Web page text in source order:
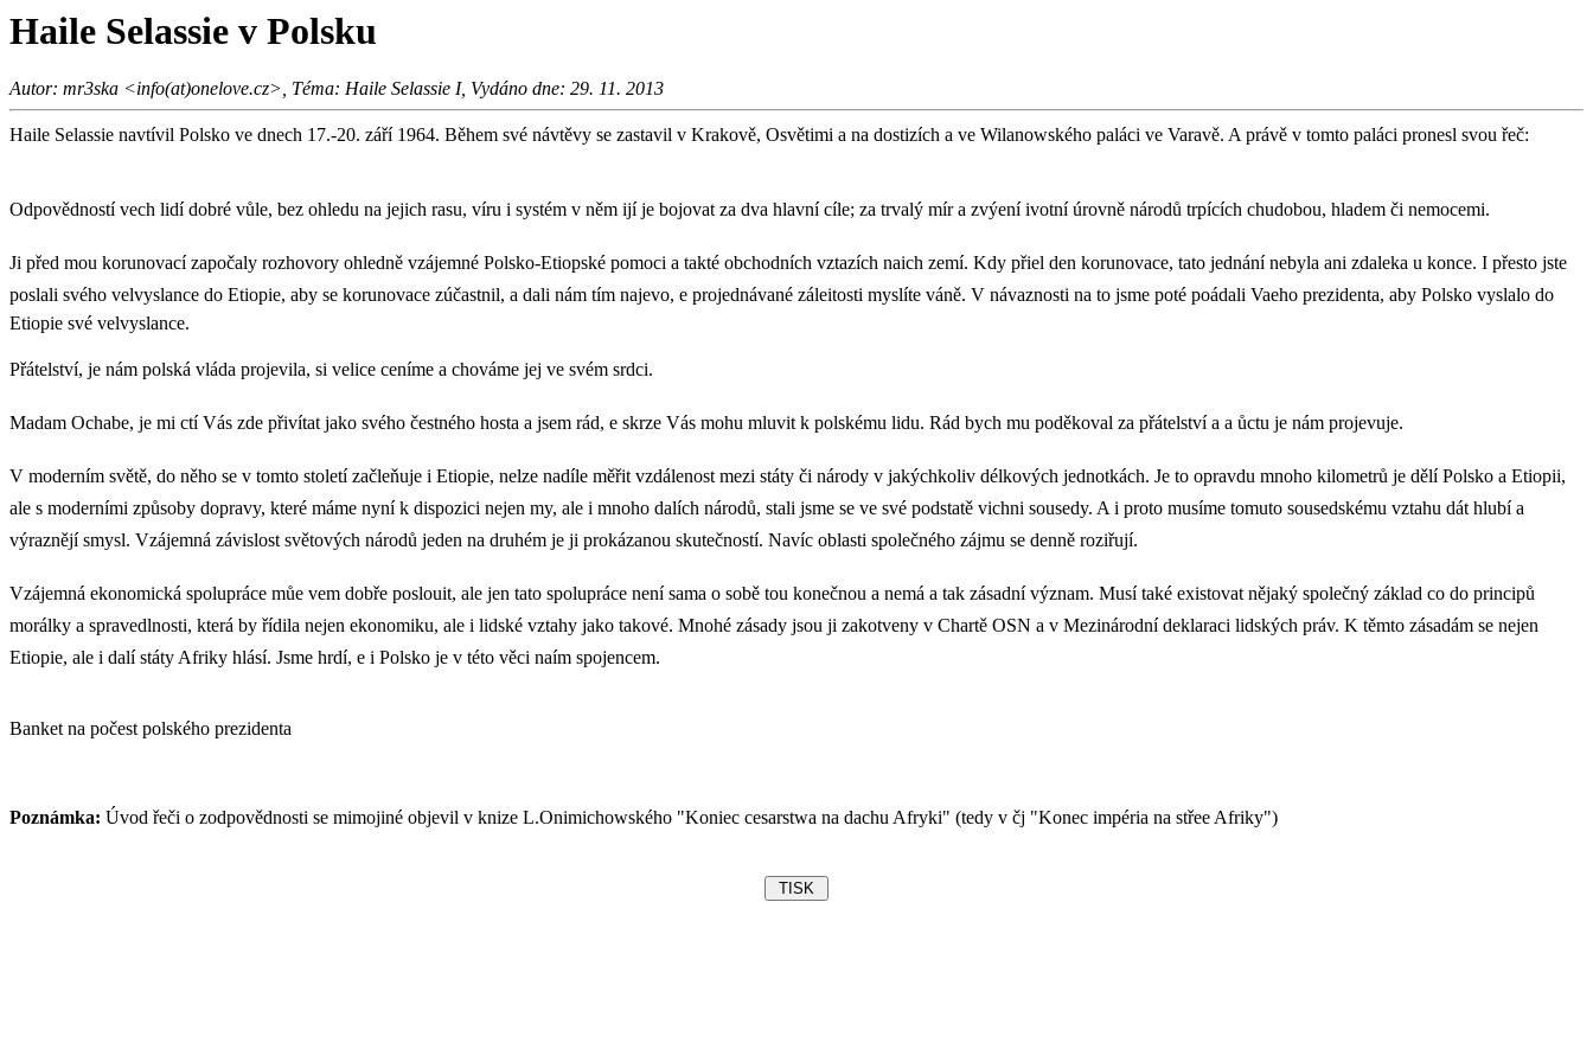
Haile Selassie v Polsku
Autor: mr3ska <info(at)onelove.cz>, Téma: Haile Selassie I, Vydáno dne: 29. 11. 2013
Haile Selassie navtívil Polsko ve dnech 17.-20. září 1964. Během své návtěvy se zastavil v Krakově, Osvětimi a na dostizích a ve Wilanowského paláci ve Varavě. A právě v tomto paláci pronesl svou řeč:
Odpovědností vech lidí dobré vůle, bez ohledu na jejich rasu, víru i systém v něm ijí je bojovat za dva hlavní cíle; za trvalý mír a zvýení ivotní úrovně národů trpících chudobou, hladem či nemocemi.
Ji před mou korunovací započaly rozhovory ohledně vzájemné Polsko-Etiopské pomoci a takté obchodních vztazích naich zemí. Kdy přiel den korunovace, tato jednání nebyla ani zdaleka u konce. I přesto jste
poslali svého velvyslance do Etiopie, aby se korunovace zúčastnil, a dali nám tím najevo, e projednávané záleitosti myslíte váně. V návaznosti na to jsme poté poádali Vaeho prezidenta, aby Polsko vyslalo do
Etiopie své velvyslance.
Přátelství, je nám polská vláda projevila, si velice ceníme a chováme jej ve svém srdci.
Madam Ochabe, je mi ctí Vás zde přivítat jako svého čestného hosta a jsem rád, e skrze Vás mohu mluvit k polskému lidu. Rád bych mu poděkoval za přátelství a a ůctu je nám projevuje.
V moderním světě, do něho se v tomto století začleňuje i Etiopie, nelze nadíle měřit vzdálenost mezi státy či národy v jakýchkoliv délkových jednotkách. Je to opravdu mnoho kilometrů je dělí Polsko a Etiopii,
ale s moderními způsoby dopravy, které máme nyní k dispozici nejen my, ale i mnoho dalích národů, stali jsme se ve své podstatě vichni sousedy. A i proto musíme tomuto sousedskému vztahu dát hlubí a
výraznějí smysl. Vzájemná závislost světových národů jeden na druhém je ji prokázanou skutečností. Navíc oblasti společného zájmu se denně roziřují.
Vzájemná ekonomická spolupráce můe vem dobře poslouit, ale jen tato spolupráce není sama o sobě tou konečnou a nemá a tak zásadní význam. Musí také existovat nějaký společný základ co do principů
morálky a spravedlnosti, která by řídila nejen ekonomiku, ale i lidské vztahy jako takové. Mnohé zásady jsou ji zakotveny v Chartě OSN a v Mezinárodní deklaraci lidských práv. K těmto zásadám se nejen
Etiopie, ale i dalí státy Afriky hlásí. Jsme hrdí, e i Polsko je v této věci naím spojencem.
Banket na počest polského prezidenta
Poznámka: Úvod řeči o zodpovědnosti se mimojiné objevil v knize L.Onimichowského "Koniec cesarstwa na dachu Afryki" (tedy v čj "Konec impéria na střee Afriky")